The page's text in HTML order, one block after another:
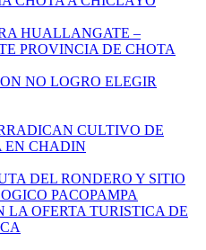
HUALLANGATE –
PROVINCIA DE CHOTA
NO LOGRO ELEGIR
CULTIVO DE
EN CHADIN
DEL RONDERO Y SITIO
PACOPAMPA
LA OFERTA TURISTICA DE